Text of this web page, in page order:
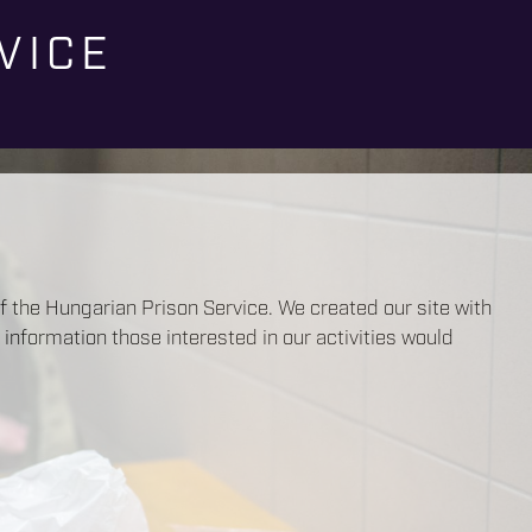
Hungarian Prison Service. We created our site with
those interested in our activities would